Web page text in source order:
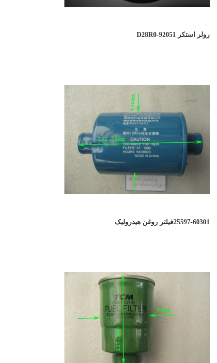
رولر استکر D28R0-92051
25597-60301فیلتر روغن هیدرولیک